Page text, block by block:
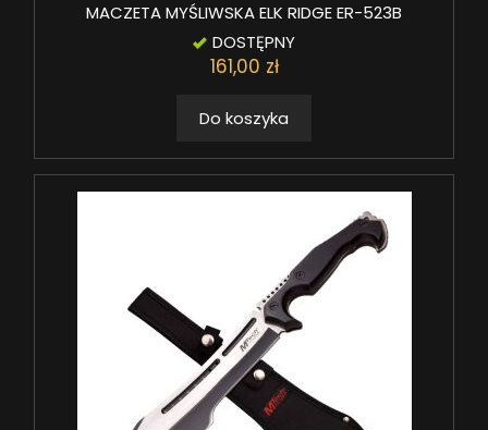
MACZETA MYŚLIWSKA ELK RIDGE ER-523B
DOSTĘPNY
161,00 zł
Do koszyka